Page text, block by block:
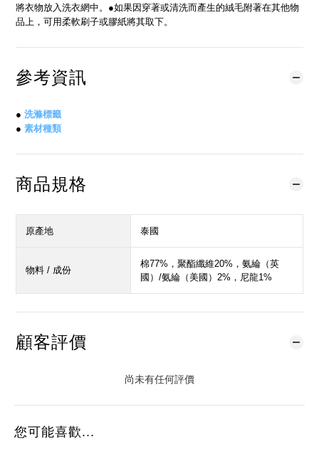
將衣物放入洗衣網中。●如果因穿著或清洗而產生的絨毛附著在其他物
品上，可用柔軟刷子或膠紙將其取下。
參考資訊
● 洗滌標籤
● 素材種類
商品規格
原產地 泰國
物料 / 成份
棉77%，聚酯纖維20%，氨綸（英
國）/氨綸（美國）2%，尼龍1%
顧客評價
尚未有任何評價
您可能喜歡...